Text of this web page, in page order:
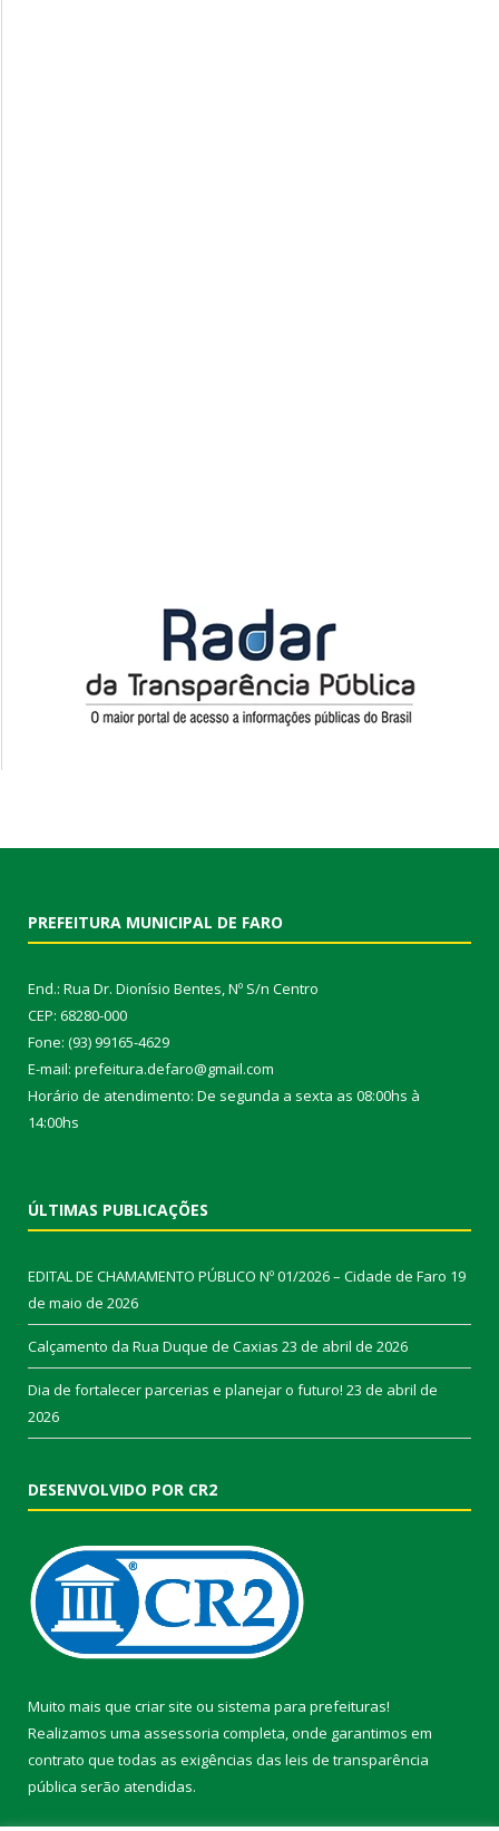
PREFEITURA MUNICIPAL DE FARO
End.: Rua Dr. Dionísio Bentes, Nº S/n Centro
CEP: 68280-000
Fone: (93) 99165-4629
E-mail: prefeitura.defaro@gmail.com
Horário de atendimento: De segunda a sexta as 08:00hs à
14:00hs
ÚLTIMAS PUBLICAÇÕES
EDITAL DE CHAMAMENTO PÚBLICO Nº 01/2026 – Cidade de Faro 19
de maio de 2026
Calçamento da Rua Duque de Caxias 23 de abril de 2026
Dia de fortalecer parcerias e planejar o futuro! 23 de abril de
2026
DESENVOLVIDO POR CR2
Muito mais que criar site ou sistema para prefeituras!
Realizamos uma assessoria completa, onde garantimos em
contrato que todas as exigências das leis de transparência
pública serão atendidas.